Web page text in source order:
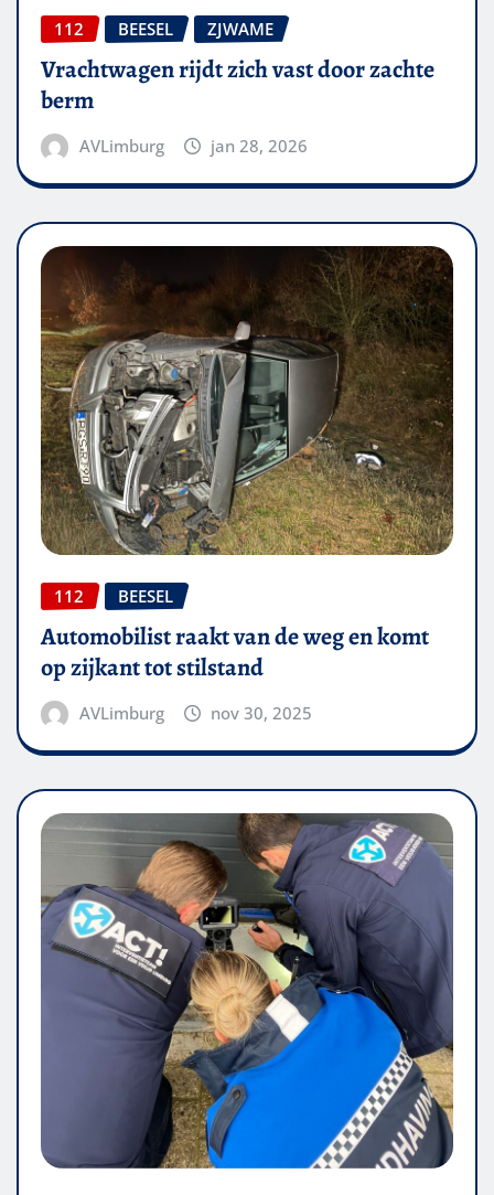
112 BEESEL ZJWAME
Vrachtwagen rijdt zich vast door zachte
berm
AVLimburg jan 28, 2026
112 BEESEL
Automobilist raakt van de weg en komt
op zijkant tot stilstand
AVLimburg nov 30, 2025